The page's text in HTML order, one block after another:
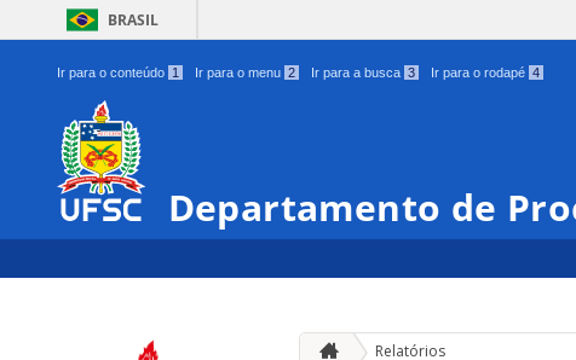
BRASIL
Ir para o conteúdo 1 Ir para o menu 2 Ir para a busca 3 Ir para o rodapé 4
Departamento de
Relatórios